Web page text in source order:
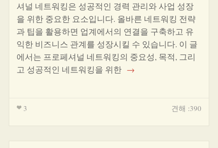
셔널 네트워킹은 성공적인 경력 관리와 사업 성장
을 위한 중요한 요소입니다. 올바른 네트워킹 전략
과 팁을 활용하면 업계에서의 연결을 구축하고 유
익한 비즈니스 관계를 성장시킬 수 있습니다. 이 글
에서는 프로페셔널 네트워킹의 중요성, 목적, 그리
고 성공적인 네트워킹을 위한 →
3 견해 :390